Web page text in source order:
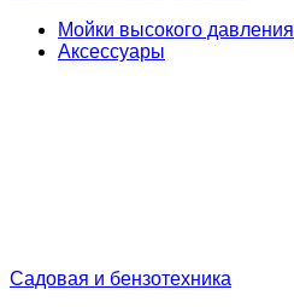
Мойки высокого давления
Аксессуары
Садовая и бензотехника